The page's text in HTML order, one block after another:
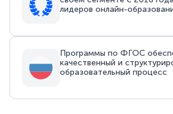
лидеров онлайн-
Программы по ФГОС
качественный и
образовательный процесс